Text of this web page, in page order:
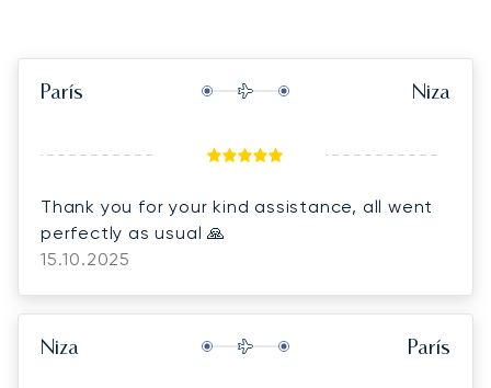
París Niza
Thank you for your kind assistance, all went
perfectly as usual 🙏
15.10.2025
Niza París